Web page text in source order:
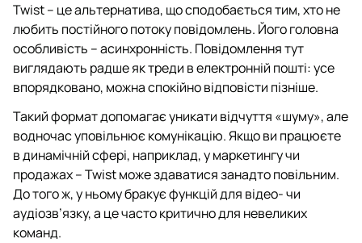
Twist – це альтернатива, що сподобається тим, хто не
любить постійного потоку повідомлень. Його головна
особливість – асинхронність. Повідомлення тут
виглядають радше як треди в електронній пошті: усе
впорядковано, можна спокійно відповісти пізніше.
Такий формат допомагає уникати відчуття «шуму», але
водночас уповільнює комунікацію. Якщо ви працюєте
в динамічній сфері, наприклад, у маркетингу чи
продажах – Twist може здаватися занадто повільним.
До того ж, у ньому бракує функцій для відео- чи
аудіозв’язку, а це часто критично для невеликих
команд.